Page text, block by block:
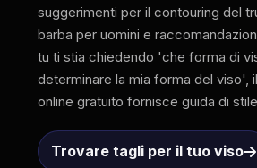
suggerimenti per il contouring del
barba per uomini e
tu ti stia chiedendo 'che forma di
determinare la mia forma del viso',
online gratuito fornisce guida di
Trovare tagli per il tuo viso